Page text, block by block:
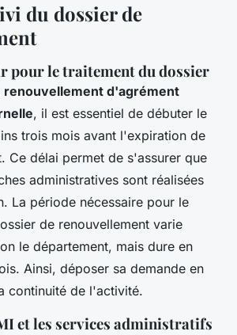
du dossier de
pour le traitement du dossier
renouvellement d'agrément
, il est essentiel de débuter le
trois mois avant l'expiration de
Ce délai permet de s'assurer que
administratives sont réalisées
La période nécessaire pour le
de renouvellement varie
le département, mais dure en
Ainsi, déposer sa demande en
continuité de l'activité.
et les services administratifs